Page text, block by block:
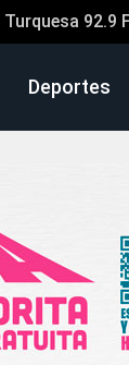
Turquesa 92.9
Deportes